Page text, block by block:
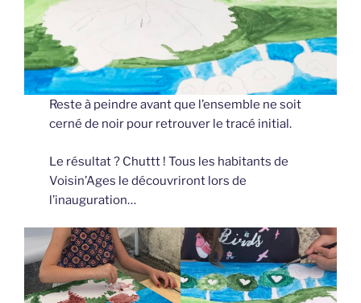
Reste à peindre avant que l’ensemble ne soit
cerné de noir pour retrouver le tracé initial.
Le résultat ? Chuttt ! Tous les habitants de
Voisin’Ages le découvriront lors de
l’inauguration…